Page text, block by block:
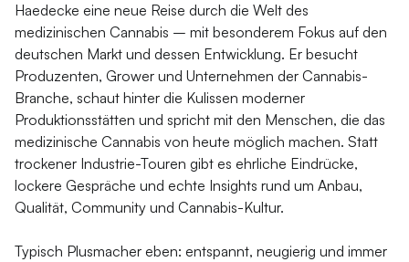
Haedecke eine neue Reise durch die Welt des
medizinischen Cannabis – mit besonderem Fokus auf den
deutschen Markt und dessen Entwicklung. Er besucht
Produzenten, Grower und Unternehmen der Cannabis-
Branche, schaut hinter die Kulissen moderner
Produktionsstätten und spricht mit den Menschen, die das
medizinische Cannabis von heute möglich machen. Statt
trockener Industrie-Touren gibt es ehrliche Eindrücke,
lockere Gespräche und echte Insights rund um Anbau,
Qualität, Community und Cannabis-Kultur.
Typisch Plusmacher eben: entspannt, neugierig und immer